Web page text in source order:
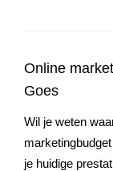
Online
Goes
Wil je weten
je huidige